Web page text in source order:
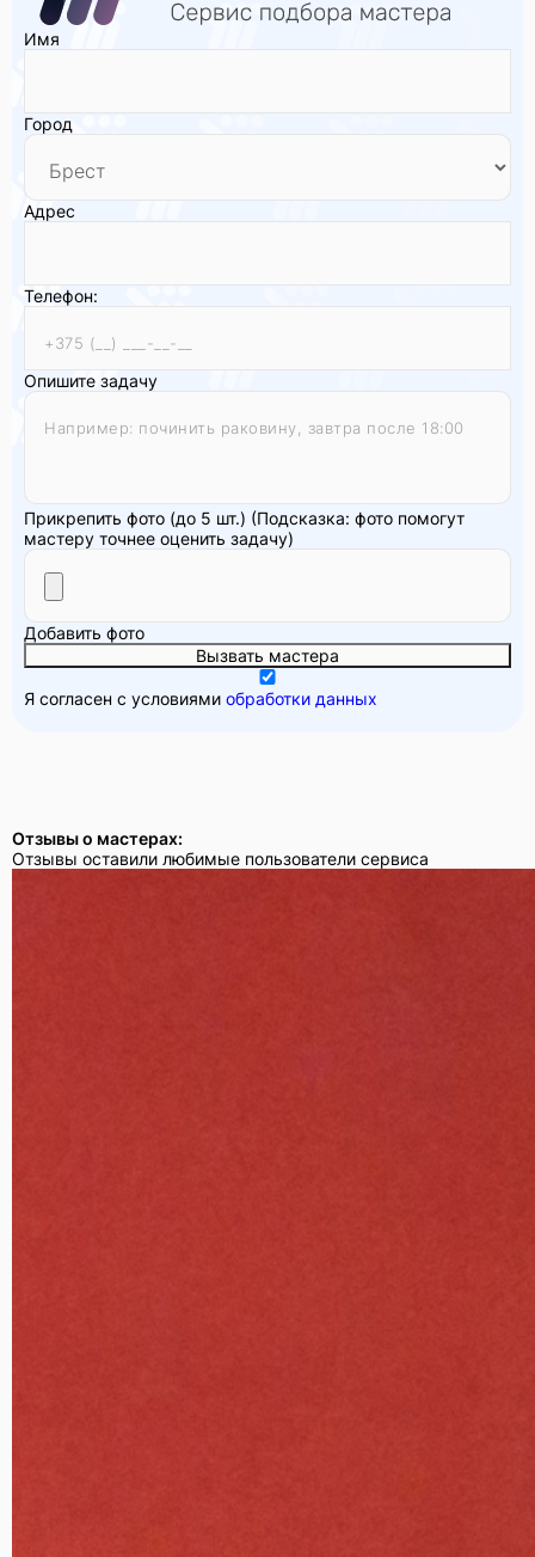
Имя
Город
Адрес
Телефон:
Опишите задачу
Прикрепить фото (до 5 шт.) (Подсказка: фото помогут
мастеру точнее оценить задачу)
Добавить фото
Вызвать мастера
Я согласен с условиями обработки данных
Отзывы о мастерах:
Отзывы оставили любимые пользователи сервиса